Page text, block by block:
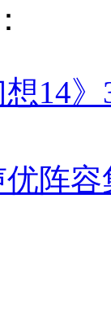
想14
阵